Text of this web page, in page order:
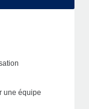
une équipe